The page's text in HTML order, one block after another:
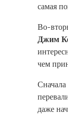
самая
Во-
Джим
чем
даже